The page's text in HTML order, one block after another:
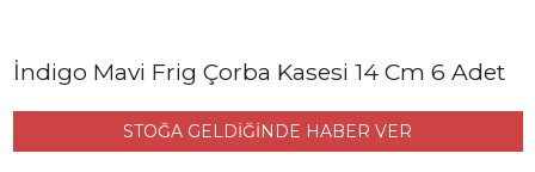
İndigo Mavi Frig Çorba Kasesi 14 Cm 6 Adet
STOĞA GELDİĞİNDE HABER VER